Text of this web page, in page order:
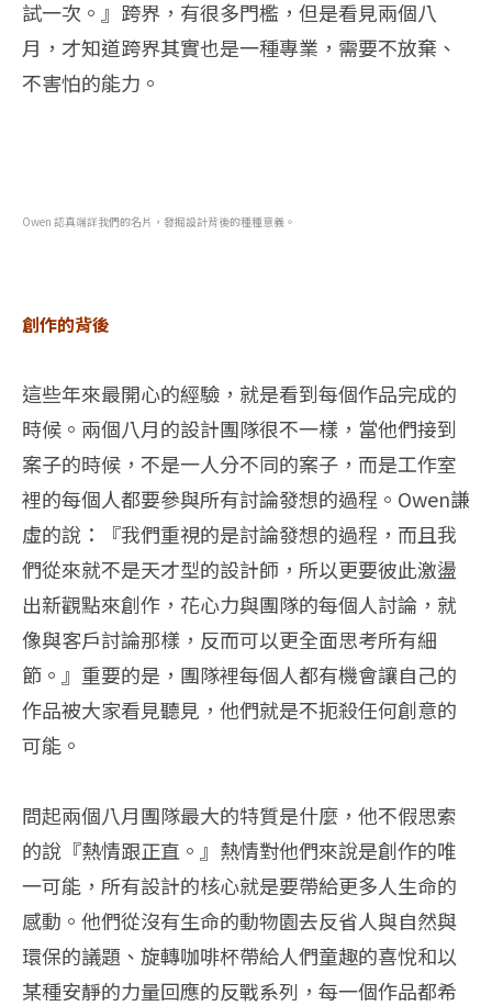
試一次。』跨界，有很多門檻，但是看見兩個八
月，才知道跨界其實也是一種專業，需要不放棄、
不害怕的能力。
Owen 認真端詳我們的名片，發掘設計背後的種種意義。
創作的背後
這些年來最開心的經驗，就是看到每個作品完成的
時候。兩個八月的設計團隊很不一樣，當他們接到
案子的時候，不是一人分不同的案子，而是工作室
裡的每個人都要參與所有討論發想的過程。Owen謙
虛的說：『我們重視的是討論發想的過程，而且我
們從來就不是天才型的設計師，所以更要彼此激盪
出新觀點來創作，花心力與團隊的每個人討論，就
像與客戶討論那樣，反而可以更全面思考所有細
節。』重要的是，團隊裡每個人都有機會讓自己的
作品被大家看見聽見，他們就是不扼殺任何創意的
可能。
問起兩個八月團隊最大的特質是什麼，他不假思索
的說『熱情跟正直。』熱情對他們來說是創作的唯
一可能，所有設計的核心就是要帶給更多人生命的
感動。他們從沒有生命的動物園去反省人與自然與
環保的議題、旋轉咖啡杯帶給人們童趣的喜悅和以
某種安靜的力量回應的反戰系列，每一個作品都希